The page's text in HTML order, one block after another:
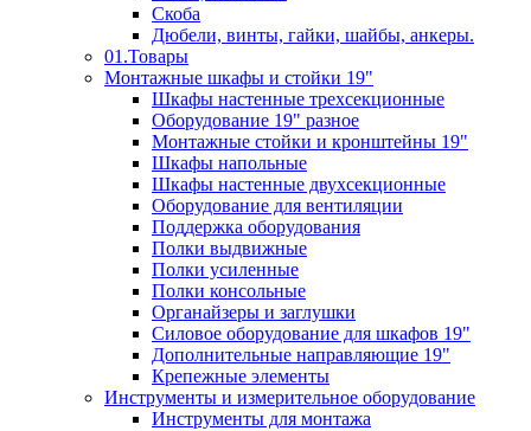
Скоба
Дюбели, винты, гайки, шайбы, анкеры.
01.Товары
Монтажные шкафы и стойки 19"
Шкафы настенные трехсекционные
Оборудование 19" разное
Монтажные стойки и кронштейны 19"
Шкафы напольные
Шкафы настенные двухсекционные
Оборудование для вентиляции
Поддержка оборудования
Полки выдвижные
Полки усиленные
Полки консольные
Органайзеры и заглушки
Силовое оборудование для шкафов 19"
Дополнительные направляющие 19"
Крепежные элементы
Инструменты и измерительное оборудование
Инструменты для монтажа